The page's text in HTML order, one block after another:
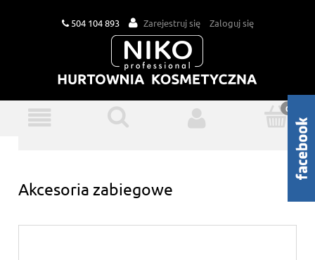
504 104 893 Zarejestruj się Zaloguj się
Akcesoria zabiegowe